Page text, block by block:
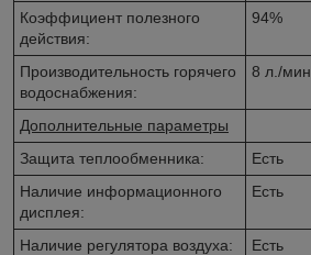
Коэффициент полезного
действия:
94%
Производительность горячего
водоснабжения:
8 л./мин.
Дополнительные параметры
Защита теплообменника:
Есть
Наличие информационного
дисплея:
Есть
Наличие регулятора воздуха:
Есть